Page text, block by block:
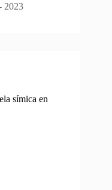
2023
símica en